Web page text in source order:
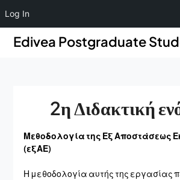
Log In
Skip
SkipEdivea Postgraduate
2η Διδακτική
Μεθοδολογία της Εξ Αποστάσεως
(εξΑΕ)
Η μεθοδολογία αυτής της εργασίας